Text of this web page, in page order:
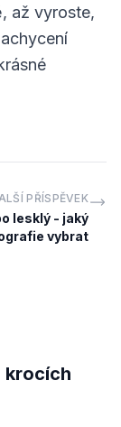
až vyroste,
PŘÍSPĚVEK
lesklý - jaký
vybrat
krocích